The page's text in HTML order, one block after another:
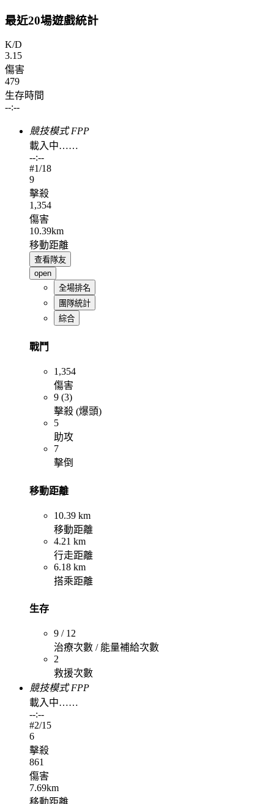
最近20場遊戲統計
K/D
3.15
傷害
479
生存時間
--:--
競技模式 FPP
載入中……
--:--
#1/18
9
擊殺
1,354
傷害
10.39km
移動距離
查看隊友
open
全場排名
團隊統計
綜合
戰鬥
1,354
傷害
9 (3)
擊殺 (爆頭)
5
助攻
7
擊倒
移動距離
10.39 km
移動距離
4.21 km
行走距離
6.18 km
搭乘距離
生存
9 / 12
治療次數 / 能量補給次數
2
救援次數
競技模式 FPP
載入中……
--:--
#2/15
6
擊殺
861
傷害
7.69km